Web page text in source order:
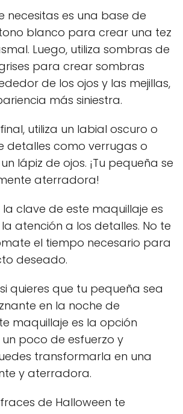
necesitas es una base de
blanco para crear una tez
Luego, utiliza sombras de
para crear sombras
de los ojos y las mejillas,
más siniestra.
utiliza un labial oscuro o
detalles como verrugas o
lápiz de ojos. ¡Tu pequeña se
aterradora!
clave de este maquillaje es
atención a los detalles. No te
el tiempo necesario para
deseado.
quieres que tu pequeña sea
en la noche de
maquillaje es la opción
poco de esfuerzo y
transformarla en una
y aterradora.
de Halloween te